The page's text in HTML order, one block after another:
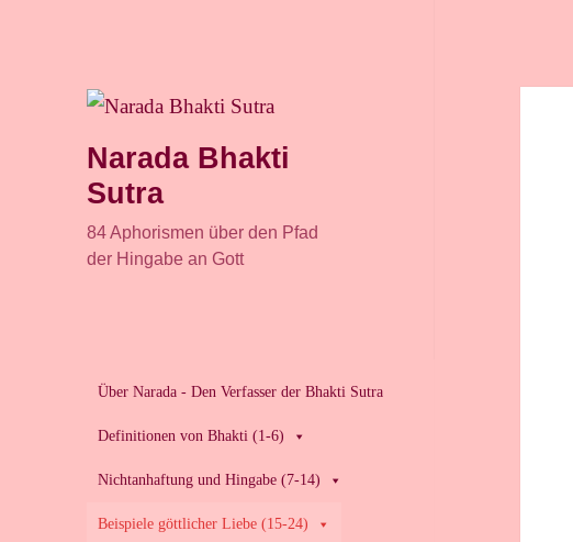
Narada Bhakti
Sutra
84 Aphorismen über den Pfad
der Hingabe an Gott
Über Narada - Den Verfasser der Bhakti Sutra
Definitionen von Bhakti (1-6)
Nichtanhaftung und Hingabe (7-14)
Beispiele göttlicher Liebe (15-24)